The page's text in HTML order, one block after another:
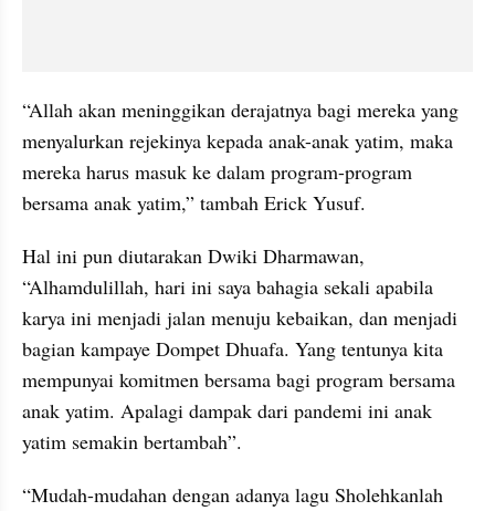
“Allah akan meninggikan derajatnya bagi mereka yang
menyalurkan rejekinya kepada anak-anak yatim, maka
mereka harus masuk ke dalam program-program
bersama anak yatim,” tambah Erick Yusuf.
Hal ini pun diutarakan Dwiki Dharmawan,
“Alhamdulillah, hari ini saya bahagia sekali apabila
karya ini menjadi jalan menuju kebaikan, dan menjadi
bagian kampaye Dompet Dhuafa. Yang tentunya kita
mempunyai komitmen bersama bagi program bersama
anak yatim. Apalagi dampak dari pandemi ini anak
yatim semakin bertambah”.
“Mudah-mudahan dengan adanya lagu Sholehkanlah